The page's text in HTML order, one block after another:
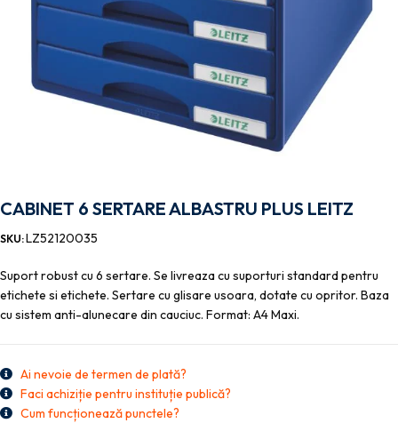
CABINET 6 SERTARE ALBASTRU PLUS LEITZ
SKU:LZ52120035
Suport robust cu 6 sertare. Se livreaza cu suporturi standard pentru
etichete si etichete. Sertare cu glisare usoara, dotate cu opritor. Baza
cu sistem anti-alunecare din cauciuc. Format: A4 Maxi.
Ai nevoie de termen de plată?
Faci achiziție pentru instituție publică?
Cum funcționează punctele?